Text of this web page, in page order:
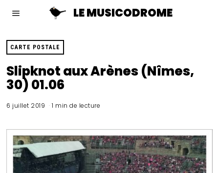
LE MUSICODROME
CARTE POSTALE
Slipknot aux Arènes (Nîmes,
30) 01.06
6 juillet 2019 1 min de lecture